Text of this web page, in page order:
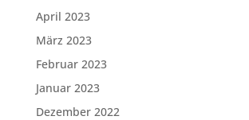
April 2023
März 2023
Februar 2023
Januar 2023
Dezember 2022